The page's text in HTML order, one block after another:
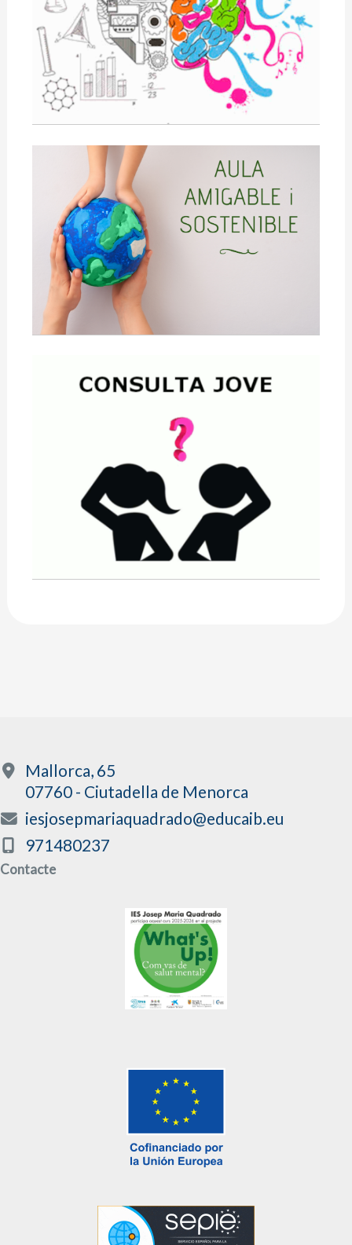
Mallorca, 65
07760 - Ciutadella de Menorca
iesjosepmariaquadrado@educaib.eu
971480237
Contacte